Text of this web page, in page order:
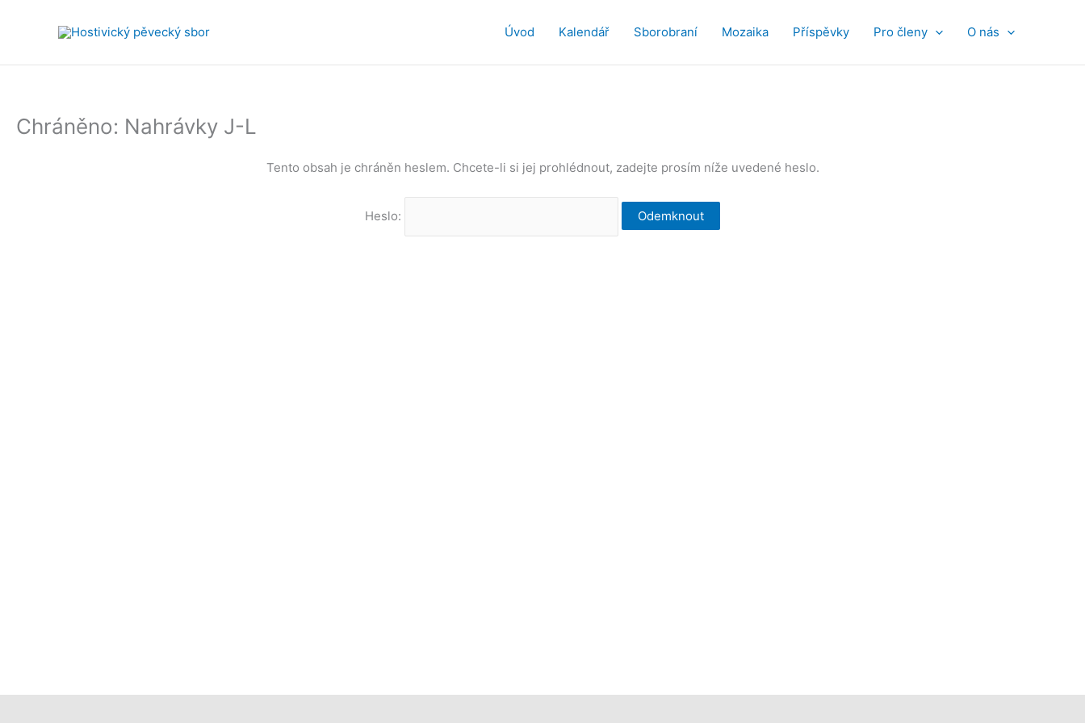
Úvod Kalendář Sborobraní Mozaika Příspěvky Pro členy O nás
Chráněno: Nahrávky J-L
Tento obsah je chráněn heslem. Chcete-li si jej prohlédnout, zadejte prosím níže uvedené heslo.
Heslo: